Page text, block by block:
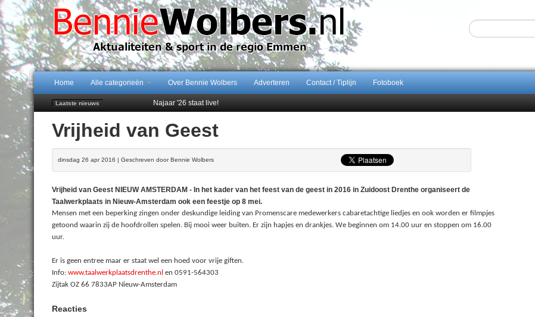
Home Alle categorieën Over Bennie Wolbers Adverteren Contact / Tiplijn Fotoboek
Laatste nieuws
Najaar '26 staat live!
Emmen wint op Open Dag overtuigend van Almere City
Daan Lambers tekent eerste profcontract bij FC Emmen
Peter van Dijk Projects & Investments breidt samenwerking Emmen uit als nieuwe rugsponsor
Vrijheid van Geest
dinsdag 26 apr 2016 | Geschreven door Bennie Wolbers
Vrijheid van Geest NIEUW AMSTERDAM - In het kader van het feest van de geest in 2016 in Zuidoost Drenthe organiseert de
Taalwerkplaats in Nieuw-Amsterdam ook een feestje op 8 mei.
Mensen met een beperking zingen onder deskundige leiding van Promenscare medewerkers cabaretachtige liedjes en ook worden er filmpjes
getoond waarin zij de hoofdrollen spelen. Bij mooi weer buiten. Er zijn hapjes en drankjes. We beginnen om 14.00 uur en stoppen om 16.00
uur.
Er is geen entree maar er staat wel een hoed voor vrije giften.
Info: www.taalwerkplaatsdrenthe.nl en 0591-564303
Zijtak OZ 66 7833AP Nieuw-Amsterdam
Reacties